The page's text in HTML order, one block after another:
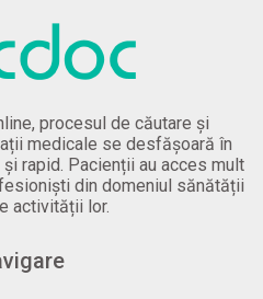
procesul de căutare și
medicale se desfășoară în
rapid. Pacienții au acces mult
din domeniul sănătății
activității lor.